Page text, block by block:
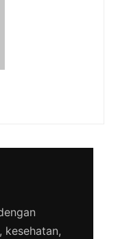
kesehatan,